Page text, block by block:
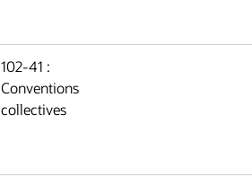
102-41 :
Conventions
collectives